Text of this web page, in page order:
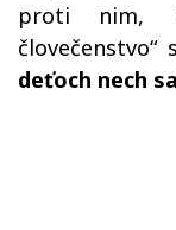
proti nim,
človečenstvo“
deťoch nech